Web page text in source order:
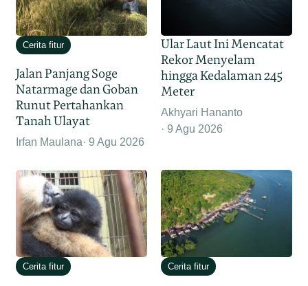
Cerita fitur
Jalan Panjang Soge
Natarmage dan Goban
Runut Pertahankan
Tanah Ulayat
Irfan Maulana 9 Agu 2026
Ular Laut Ini Mencatat
Rekor Menyelam
hingga Kedalaman 245
Meter
Akhyari Hananto
9 Agu 2026
Cerita fitur Cerita fitur